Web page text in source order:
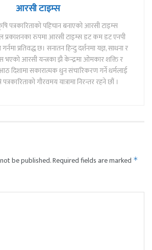
आरसी टाइम्स
पत्रकारिताको पहिचान बनाएको आरसी टाइम्स
प्रकाशनका रुपमा आरसी टाइम्स डट कम डट एनपी
प्रतिवद्ध छ। सनातन हिन्दु दर्शनमा यज्ञ, साधना र
भएको आरसी यन्त्रका झै केन्द्रमा ओमकार शक्ति र
सकारात्मक धुन संचारिकरण गर्ने धर्मलाई
गौरवमय यात्रामा निरन्तर रहने छौं ।
be published.Required fields are marked *